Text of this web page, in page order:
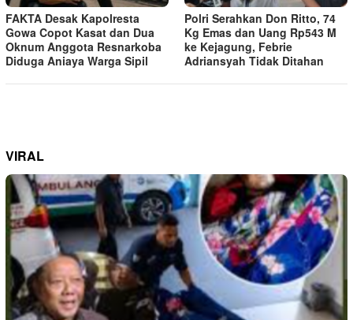
FAKTA Desak Kapolresta
Gowa Copot Kasat dan Dua
Oknum Anggota Resnarkoba
Diduga Aniaya Warga Sipil
Polri Serahkan Don Ritto, 74
Kg Emas dan Uang Rp543 M
ke Kejagung, Febrie
Adriansyah Tidak Ditahan
VIRAL